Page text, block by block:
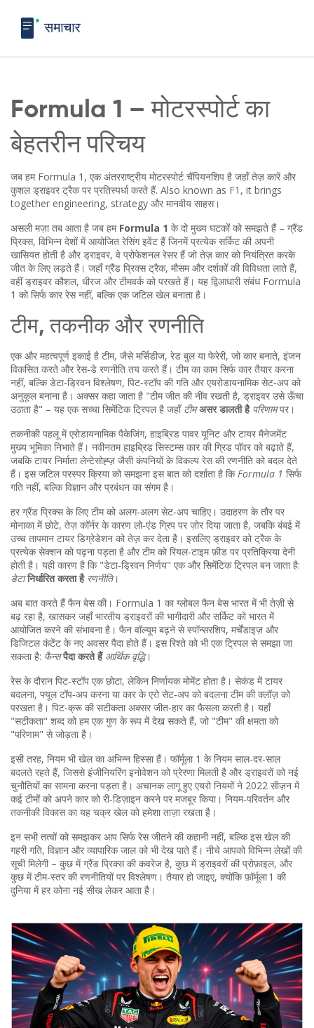
Formula 1 – मोटरस्पोर्ट का
बेहतरीन परिचय
जब हम Formula 1 , एक अंतरराष्ट्रीय मोटरस्पोर्ट चैंपियनशिप है जहाँ तेज़ कारें और
कुशल ड्राइवर ट्रैक पर प्रतिस्पर्धा करते हैं. Also known as F1 , it brings
together engineering, strategy और मानवीय साहस।
असली मज़ा तब आता है जब हम Formula 1 के दो मुख्य घटकों को समझते हैं – ग्रैंड
प्रिक्स, विभिन्न देशों में आयोजित रेसिंग इवेंट हैं जिनमें प्रत्येक सर्किट की अपनी
खासियत होती है और ड्राइवर, वे प्रोफेशनल रेसर हैं जो तेज़ कार को नियंत्रित करके
जीत के लिए लड़ते हैं। जहाँ ग्रैंड प्रिक्स ट्रैक, मौसम और दर्शकों की विविधता लाते हैं,
वहीं ड्राइवर कौशल, धीरज और टीमवर्क को परखते हैं। यह द्विआधारी संबंध Formula
1 को सिर्फ कार रेस नहीं, बल्कि एक जटिल खेल बनाता है।
टीम, तकनीक और रणनीति
एक और महत्वपूर्ण इकाई है टीम, जैसे मर्सिडीज, रेड बुल या फेरेरी, जो कार बनाते, इंजन
विकसित करते और रेस‑डे रणनीति तय करते हैं। टीम का काम सिर्फ कार तैयार करना
नहीं, बल्कि डेटा‑ड्रिवन विश्लेषण, पिट‑स्टॉप की गति और एयरोडायनामिक सेट‑अप को
अनुकूल बनाना है। अक्सर कहा जाता है "टीम जीत की नींव रखती है, ड्राइवर उसे ऊँचा
उठाता है" – यह एक सच्चा सिमेंटिक ट्रिपल है जहाँ टीम असर डालती है परिणामपर।
तकनीकी पहलू में एरोडायनामिक पैकेजिंग, हाइब्रिड पावर यूनिट और टायर मैनेजमेंट
मुख्य भूमिका निभाते हैं। नवीनतम हाइब्रिड सिस्टम्स कार की ग्रिड पॉवर को बढ़ाते हैं,
जबकि टायर निर्माता लेन्टेसोह्ज़ जैसी कंपनियों के विकल्प रेस की रणनीति को बदल देते
हैं। इस जटिल परस्पर क्रिया को समझना इस बात को दर्शाता है किFormula 1 सिर्फ
गति नहीं, बल्कि विज्ञान और प्रबंधन का संगम है।
हर ग्रैंड प्रिक्स के लिए टीम को अलग‑अलग सेट‑अप चाहिए। उदाहरण के तौर पर
मोनाका में छोटे, तेज़ कॉर्नर के कारण लो‑एंड ग्रिप पर ज़ोर दिया जाता है, जबकि बंबई में
उच्च तापमान टायर डिग्रेडेशन को तेज़ कर देता है। इसलिए ड्राइवर को ट्रैक के
प्रत्येक सेक्शन को पढ़ना पड़ता है और टीम को रियल‑टाइम फ़ीड पर प्रतिक्रिया देनी
होती है। यही कारण है कि "डेटा‑ड्रिवन निर्णय" एक और सिमेंटिक ट्रिपल बन जाता है:
डेटा निर्धारित करता है रणनीति।
अब बात करते हैं फैन बेस की। Formula 1 का ग्लोबल फैन बेस भारत में भी तेज़ी से
बढ़ रहा है, खासकर जहाँ भारतीय ड्राइवरों की भागीदारी और सर्किट को भारत में
आयोजित करने की संभावना है। फैन वॉल्यूम बढ़ने से स्पॉन्सरशिप, मर्चेंडाइज़ और
डिजिटल कंटेंट के नए अवसर पैदा होते हैं। इस रिश्ते को भी एक ट्रिपल से समझा जा
सकता है: फैन्स पैदा करते हैं आर्थिक वृद्धि।
रेस के दौरान पिट‑स्टॉप एक छोटा, लेकिन निर्णायक मोमेंट होता है। सेकंड में टायर
बदलना, फ्यूल टॉप‑अप करना या कार के एरो सेट‑अप को बदलना टीम की क्लॉज़ को
परखता है। पिट‑क्रू की सटीकता अक्सर जीत‑हार का फैसला करती है। यहाँ
"सटीकता" शब्द को हम एक गुण के रूप में देख सकते हैं, जो "टीम" की क्षमता को
"परिणाम" से जोड़ता है।
इसी तरह, नियम भी खेल का अभिन्न हिस्सा हैं। फॉर्मूला 1 के नियम साल‑दर‑साल
बदलते रहते हैं, जिससे इंजीनियरिंग इनोवेशन को प्रेरणा मिलती है और ड्राइवरों को नई
चुनौतियों का सामना करना पड़ता है। अचानक लागू हुए एयरो नियमों ने 2022 सीज़न में
कई टीमों को अपने कार को री‑डिज़ाइन करने पर मजबूर किया। नियम‑परिवर्तन और
तकनीकी विकास का यह चक्र खेल को हमेशा ताज़ा रखता है।
इन सभी तत्वों को समझकर आप सिर्फ रेस जीतने की कहानी नहीं, बल्कि इस खेल की
गहरी गति, विज्ञान और व्यापारिक जाल को भी देख पाते हैं। नीचे आपको विभिन्न लेखों की
सूची मिलेगी – कुछ में ग्रैंड प्रिक्स की कवरेज है, कुछ में ड्राइवरों की प्रोफ़ाइल, और
कुछ में टीम‑स्तर की रणनीतियों पर विश्लेषण। तैयार हो जाइए, क्योंकि फ़ॉर्मूला 1 की
दुनिया में हर कोना नई सीख लेकर आता है।